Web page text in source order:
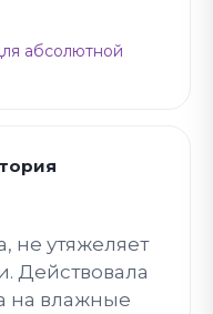
абсолютной
не утяжеляет
Действовала
на влажные